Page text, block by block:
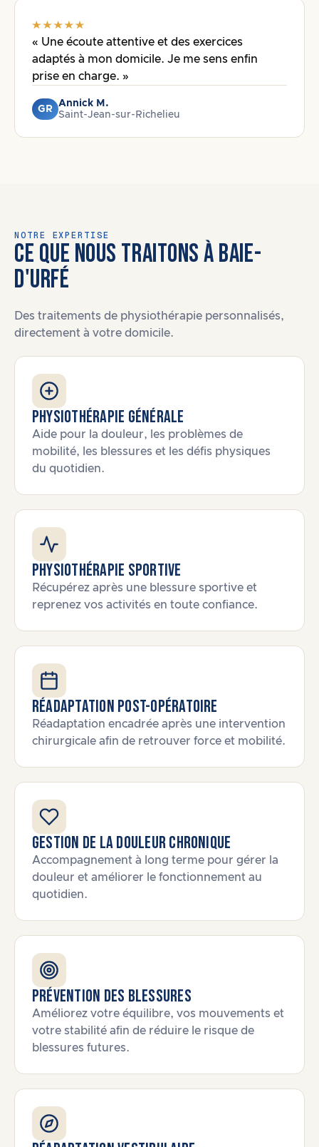
« Une écoute attentive et des exercices
adaptés à mon domicile. Je me sens enfin
prise en charge. »
GR
Annick M.
Saint-Jean-sur-Richelieu
NOTRE EXPERTISE
CE QUE NOUS TRAITONS À BAIE-
D'URFÉ
Des traitements de physiothérapie personnalisés,
directement à votre domicile.
Physiothérapie générale
Aide pour la douleur, les problèmes de
mobilité, les blessures et les défis physiques
du quotidien.
Physiothérapie sportive
Récupérez après une blessure sportive et
reprenez vos activités en toute confiance.
Réadaptation post-opératoire
Réadaptation encadrée après une intervention
chirurgicale afin de retrouver force et mobilité.
Gestion de la douleur chronique
Accompagnement à long terme pour gérer la
douleur et améliorer le fonctionnement au
quotidien.
Prévention des blessures
Améliorez votre équilibre, vos mouvements et
votre stabilité afin de réduire le risque de
blessures futures.